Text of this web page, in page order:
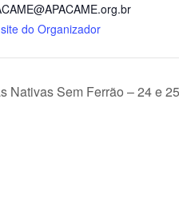
do Organizador
Nativas Sem Ferrão – 24 e